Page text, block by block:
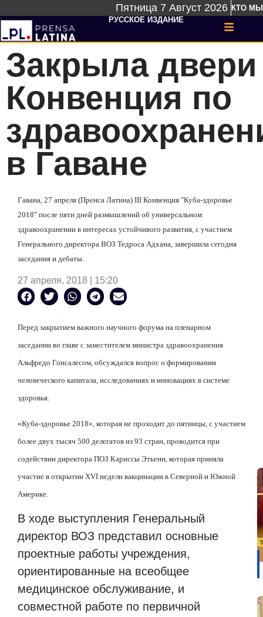
Пятница 7 Август 2026 КТО МЫ
РУССКОЕ ИЗДАНИЕ
Закрыла двери
Конвенция по
в Гаване
Гавана, 27 апреля (Пренса Латина) III Конвенция "Куба-здоровье
2018" после пяти дней размышлений об универсальном
здравоохранении в интересах устойчивого развития, с участием
Генерального директора ВОЗ Тедроса Адхана, завершила сегодня
заседания и дебаты.
27 апреля, 2018 | 15:20
Перед закрытием важного научного форума на пленарном
заседании во главе с заместителем министра здравоохранения
Альфредо Гонсалесом, обсуждался вопрос о формировании
человеческого капитала, исследованиях и инновациях в системе
здоровья.
«Куба-здоровье 2018», которая не проходит до пятницы, с участием
более двух тысяч 500 делегатов из 93 стран, проводится при
содействии директора ПОЗ Кариссы Этьенн, которая приняла
участие в открытии XVI недели вакцинации в Северной и Южной
Америке.
В ходе выступления Генеральный
директор ВОЗ представил основные
проектные работы учреждения,
ориентированные на всеобщее
медицинское обслуживание, и
совместной работе по первичной